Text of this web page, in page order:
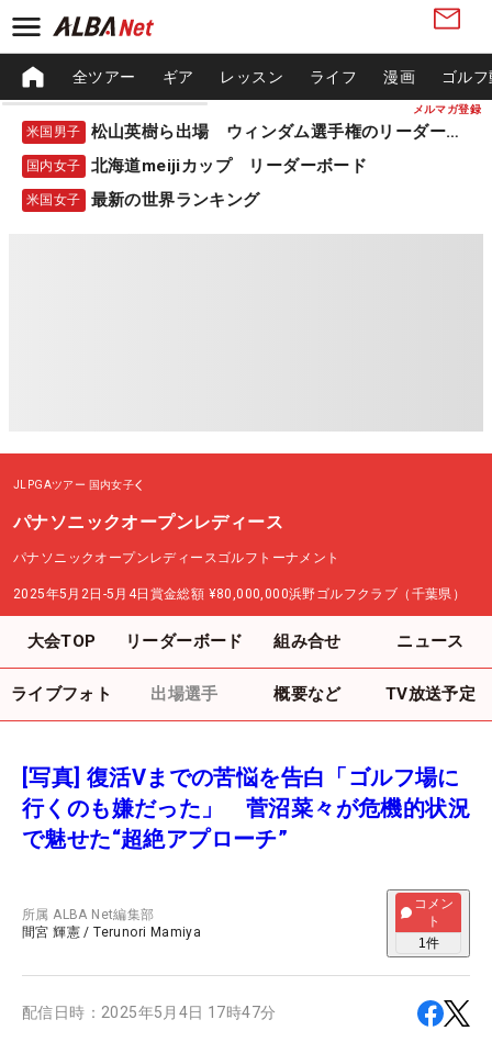
メルマガ登録
全ツアー ギア レッスン ライフ 漫画 ゴル
米国男子 松山英樹ら出場 ウィンダム選手権のリーダーボード
国内女子 北海道meijiカップ リーダーボード
米国女子 最新の世界ランキング
JLPGAツアー 国内女子
パナソニックオープンレディース
パナソニックオープンレディースゴルフトーナメント
2025年5月2日-5月4日 賞金総額 ¥80,000,000浜野ゴルフクラブ（千葉県）
大会TOP リーダーボード 組み合せ ニュース
ライブフォト 出場選手 概要など TV放送予定
[写真] 復活Vまでの苦悩を告白「ゴルフ場に
行くのも嫌だった」 菅沼菜々が危機的状況
で魅せた“超絶アプローチ”
所属ALBA Net編集部
間宮 輝憲 /Terunori Mamiya
コメン
ト
1件
配信日時： 2025年5月4日 17時47分